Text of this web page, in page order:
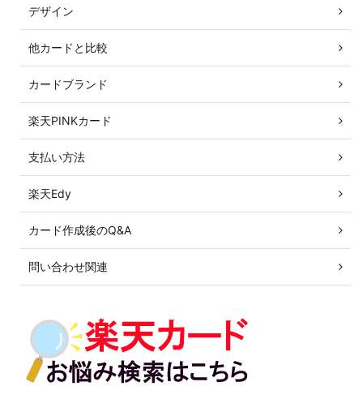
デザイン
他カードと比較
カードブランド
楽天PINKカード
支払い方法
楽天Edy
カード作成後のQ&A
問い合わせ関連